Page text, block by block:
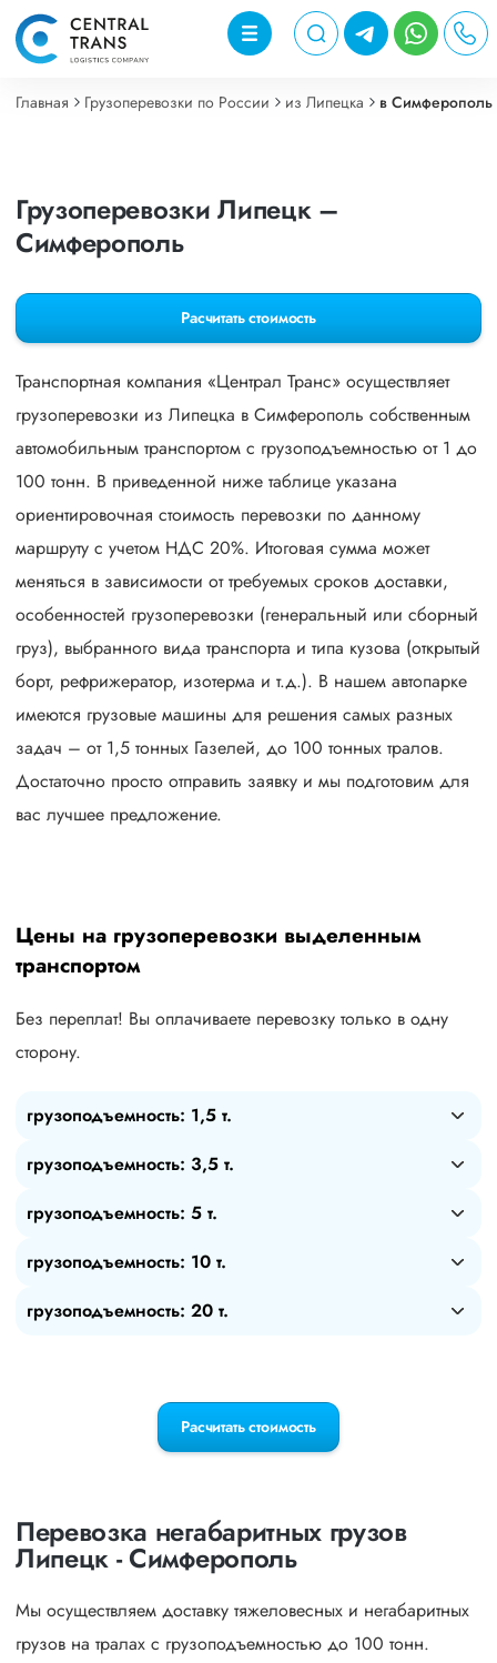
Главная Грузоперевозки по России из Липецка в Симферополь
Грузоперевозки Липецк –
Симферополь
Расчитать стоимость
Транспортная компания «Централ Транс» осуществляет
грузоперевозки из Липецка в Симферополь собственным
автомобильным транспортом с грузоподъемностью от 1 до
100 тонн. В приведенной ниже таблице указана
ориентировочная стоимость перевозки по данному
маршруту с учетом НДС 20%. Итоговая сумма может
меняться в зависимости от требуемых сроков доставки,
особенностей грузоперевозки (генеральный или сборный
груз), выбранного вида транспорта и типа кузова (открытый
борт, рефрижератор, изотерма и т.д.). В нашем автопарке
имеются грузовые машины для решения самых разных
задач – от 1,5 тонных Газелей, до 100 тонных тралов.
Достаточно просто отправить заявку и мы подготовим для
вас лучшее предложение.
Цены на грузоперевозки выделенным
транспортом
Без переплат! Вы оплачиваете перевозку только в одну
сторону.
грузоподъемность: 1,5 т.
грузоподъемность: 3,5 т.
грузоподъемность: 5 т.
грузоподъемность: 10 т.
грузоподъемность: 20 т.
Расчитать стоимость
Перевозка негабаритных грузов
Липецк - Симферополь
Мы осуществляем доставку тяжеловесных и негабаритных
грузов на тралах с грузоподъемностью до 100 тонн.